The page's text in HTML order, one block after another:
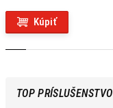
Kúpiť
TOP PRÍSLUŠENSTVO